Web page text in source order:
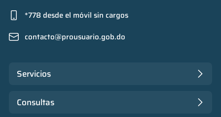
*778 desde el móvil sin cargos
contacto@prousuario.gob.do
Servicios
Consultas